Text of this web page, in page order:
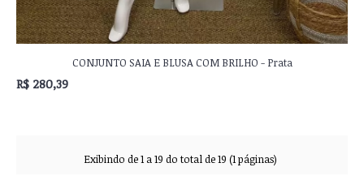
CONJUNTO SAIA E BLUSA COM BRILHO - Prata
R$ 280,39
Exibindo de 1 a 19 do total de 19 (1 páginas)